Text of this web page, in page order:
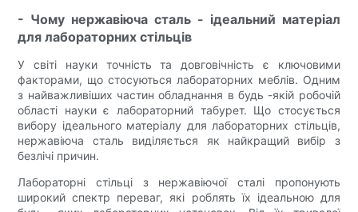
- Чому нержавіюча сталь - ідеальний матеріал
для лабораторних стільців
У світі науки точність та довговічність є ключовими
факторами, що стосуються лабораторних меблів. Одним
з найважливіших частин обладнання в будь -якій робочій
області науки є лабораторний табурет. Що стосується
вибору ідеального матеріалу для лабораторних стільців,
нержавіюча сталь виділяється як найкращий вибір з
безлічі причин.
Лабораторні стільці з нержавіючої сталі пропонують
широкий спектр переваг, які роблять їх ідеальною для